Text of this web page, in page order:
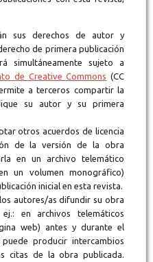
sus derechos de autor y
de primera publicación
simultáneamente sujeto a
de Creative Commons (CC
a terceros compartir la
su autor y su primera
otros acuerdos de licencia
de la versión de la obra
en un archivo telemático
un volumen monográfico)
inicial en esta revista.
autores/as difundir su obra
en archivos telemáticos
web) antes y durante el
producir intercambios
citas de la obra publicada.